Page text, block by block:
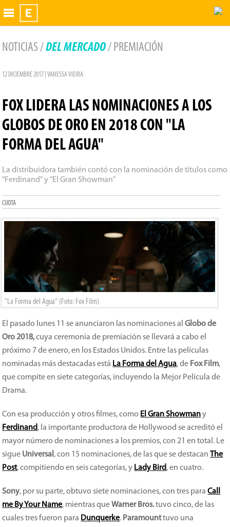
Exhibidor
NOTICIAS /DEL MERCADO/ PREMIACIÓN
12 DICIEMBRE 2017 | VANESSA VIEIRA
FOX LIDERA LAS NOMINACIONES A LOS
GLOBOS DE ORO EN 2018 CON "LA
FORMA DEL AGUA"
La distribuidora también contó con la nominación de títulos como
"Ferdinand" y "El Gran Showman"
CUOTA
"La Forma del Agua" (Foto: Fox Film)
El pasado lunes 11 se anunciaron las nominaciones alGlobo de
Oro 2018,cuya ceremonia de premiación se llevará a cabo el
próximo 7 de enero, en los Estados Unidos. Entre las películas
nominadas más destacadas está La Forma del Agua, de Fox Film,
que compite en siete categorías, incluyendo la Mejor Película de
Drama.
Con esa producción y otros filmes, como El Gran Showmany
Ferdinand, la importante productora de Hollywood se acreditó el
mayor número de nominaciones a los premios, con 21 en total. Le
sigue Universal , con 15 nominaciones, de las que se destacanThe
Post, compitiendo en seis categorías, y Lady Bird, en cuatro.
Sony, por su parte, obtuvo siete nominaciones, con tres paraCall
me By Your Name, mientras queWarner Bros.tuvo cinco, de las
cuales tres fueron para Dunquerke. Paramounttuvo una